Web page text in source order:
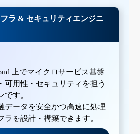
ラ & セキュリティエンジニ
上でマイクロサービス基盤
可用性・セキュリティを担う
です。
データを安全かつ高速に処理
ラを設計・構築できます。